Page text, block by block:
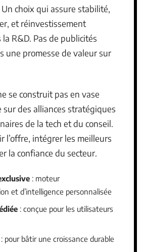
choix qui assure stabilité,
et réinvestissement
R&D. Pas de publicités
une promesse de valeur sur
se construit pas en vase
sur des alliances stratégiques
de la tech et du conseil.
l’offre, intégrer les meilleurs
la confiance du secteur.
: moteur
et d’intelligence personnalisée
: conçue pour les utilisateurs
: pour bâtir une croissance durable